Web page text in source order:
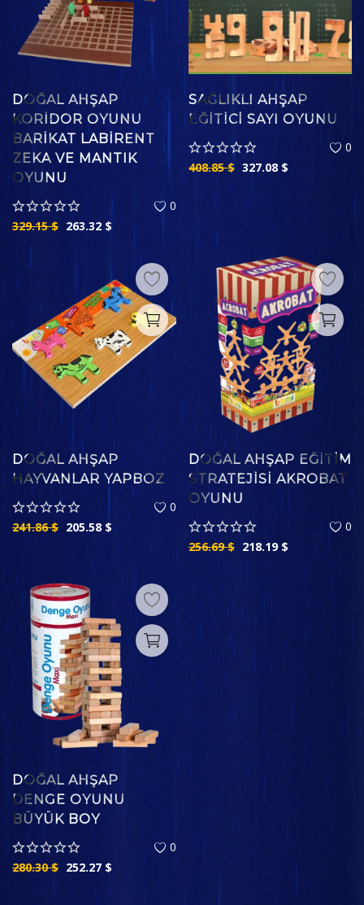
DOĞAL AHŞAP
KORIDOR OYUNU
BARIKAT LABIRENT
ZEKA VE MANTIK
OYUNU
0
329.15$ 263.32 $
SAĞLIKLI AHŞAP
EĞITICI SAYI OYUNU
0
408.85$ 327.08 $
DOĞAL AHŞAP
HAYVANLAR YAPBOZ
0
241.86$ 205.58 $
DOĞAL AHŞAP EĞITIM
STRATEJISI AKROBAT
OYUNU
0
256.69$ 218.19 $
DOĞAL AHŞAP
DENGE OYUNU
BÜYÜK BOY
0
280.30$ 252.27 $